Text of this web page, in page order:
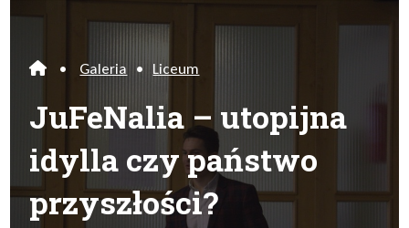
Home
• Galeria • Liceum
JuFeNalia – utopijna
idylla czy państwo
przyszłości?